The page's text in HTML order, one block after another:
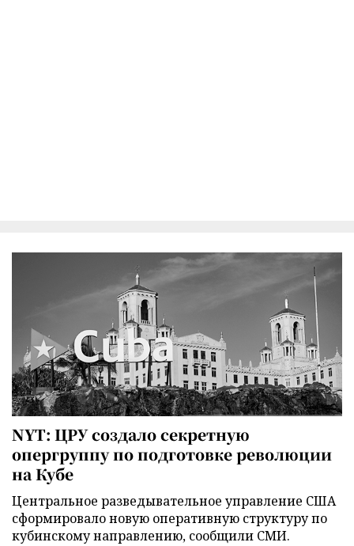
NYT: ЦРУ создало секретную
опергруппу по подготовке революции
на Кубе
Центральное разведывательное управление США
сформировало новую оперативную структуру по
кубинскому направлению, сообщили СМИ.